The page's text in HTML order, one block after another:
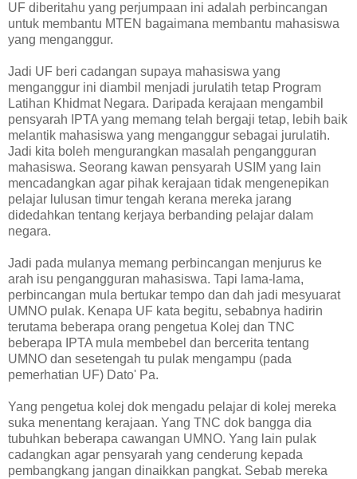
UF diberitahu yang perjumpaan ini adalah perbincangan
untuk membantu MTEN bagaimana membantu mahasiswa
yang menganggur.
Jadi UF beri cadangan supaya mahasiswa yang
menganggur ini diambil menjadi jurulatih tetap Program
Latihan Khidmat Negara. Daripada kerajaan mengambil
pensyarah IPTA yang memang telah bergaji tetap, lebih baik
melantik mahasiswa yang menganggur sebagai jurulatih.
Jadi kita boleh mengurangkan masalah pengangguran
mahasiswa. Seorang kawan pensyarah USIM yang lain
mencadangkan agar pihak kerajaan tidak mengenepikan
pelajar lulusan timur tengah kerana mereka jarang
didedahkan tentang kerjaya berbanding pelajar dalam
negara.
Jadi pada mulanya memang perbincangan menjurus ke
arah isu pengangguran mahasiswa. Tapi lama-lama,
perbincangan mula bertukar tempo dan dah jadi mesyuarat
UMNO pulak. Kenapa UF kata begitu, sebabnya hadirin
terutama beberapa orang pengetua Kolej dan TNC
beberapa IPTA mula membebel dan bercerita tentang
UMNO dan sesetengah tu pulak mengampu (pada
pemerhatian UF) Dato' Pa.
Yang pengetua kolej dok mengadu pelajar di kolej mereka
suka menentang kerajaan. Yang TNC dok bangga dia
tubuhkan beberapa cawangan UMNO. Yang lain pulak
cadangkan agar pensyarah yang cenderung kepada
pembangkang jangan dinaikkan pangkat. Sebab mereka